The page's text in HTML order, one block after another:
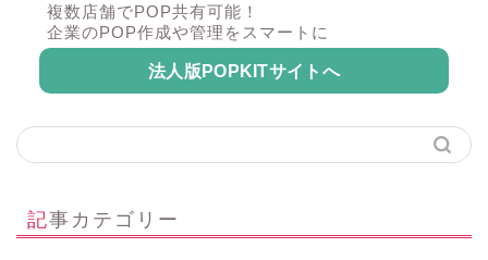
複数店舗でPOP共有可能！
企業のPOP作成や管理をスマートに
法人版POPKITサイトへ
記事カテゴリー